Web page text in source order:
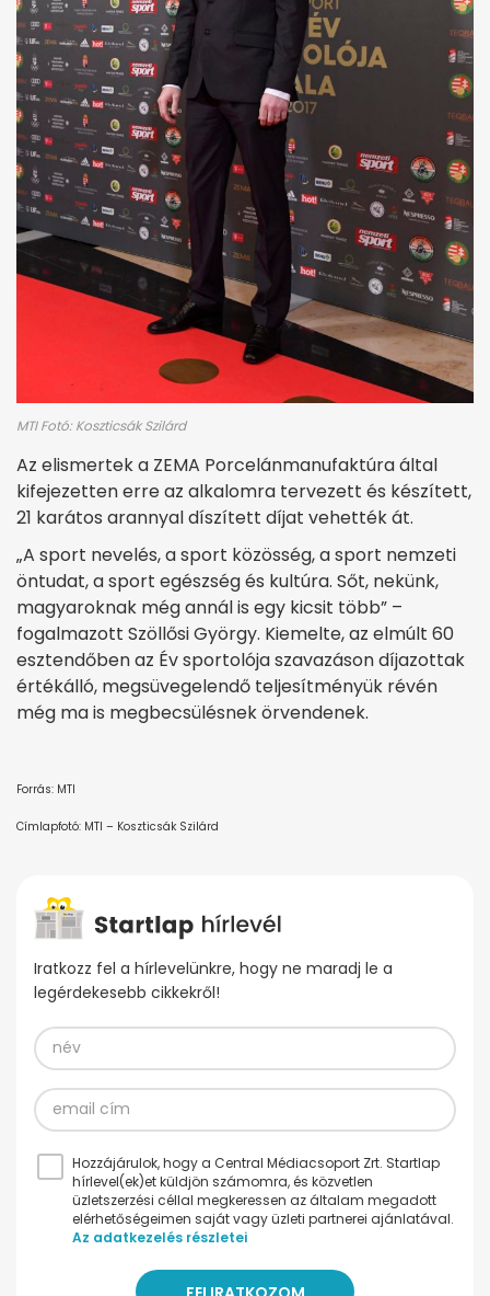
MTI Fotó: Koszticsák Szilárd
Az elismertek a ZEMA Porcelánmanufaktúra által
kifejezetten erre az alkalomra tervezett és készített,
21 karátos arannyal díszített díjat vehették át.
„A sport nevelés, a sport közösség, a sport nemzeti
öntudat, a sport egészség és kultúra. Sőt, nekünk,
magyaroknak még annál is egy kicsit több” –
fogalmazott Szöllősi György. Kiemelte, az elmúlt 60
esztendőben az Év sportolója szavazáson díjazottak
értékálló, megsüvegelendő teljesítményük révén
még ma is megbecsülésnek örvendenek.
Forrás: MTI
Címlapfotó: MTI – Koszticsák Szilárd
Iratkozz fel a hírlevelünkre, hogy ne maradj le a
legérdekesebb cikkekről!
Hozzájárulok, hogy a Central Médiacsoport Zrt. Startlap
hírlevel(ek)et küldjön számomra, és közvetlen
üzletszerzési céllal megkeressen az általam megadott
elérhetőségeimen saját vagy üzleti partnerei ajánlatával.
Az adatkezelés részletei